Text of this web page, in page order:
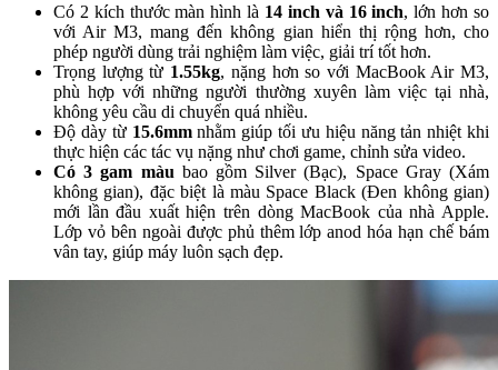
Có 2 kích thước màn hình là 14 inch và 16 inch, lớn hơn so
với Air M3, mang đến không gian hiển thị rộng hơn, cho
phép người dùng trải nghiệm làm việc, giải trí tốt hơn.
Trọng lượng từ 1.55kg, nặng hơn so với MacBook Air M3,
phù hợp với những người thường xuyên làm việc tại nhà,
không yêu cầu di chuyển quá nhiều.
Độ dày từ 15.6mmnhằm giúp tối ưu hiệu năng tản nhiệt khi
thực hiện các tác vụ nặng như chơi game, chỉnh sửa video.
Có 3 gam màu bao gồm Silver (Bạc), Space Gray (Xám
không gian), đặc biệt là màu Space Black (Đen không gian)
mới lần đầu xuất hiện trên dòng MacBook của nhà Apple.
Lớp vỏ bên ngoài được phủ thêm lớp anod hóa hạn chế bám
vân tay, giúp máy luôn sạch đẹp.